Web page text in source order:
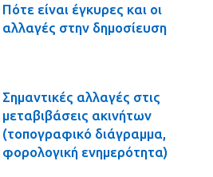
Πότε είναι έγκυρες και οι
αλλαγές στην δημοσίευση
Σημαντικές αλλαγές στις
μεταβιβάσεις ακινήτων
(τοπογραφικό διάγραμμα,
φορολογική ενημερότητα)